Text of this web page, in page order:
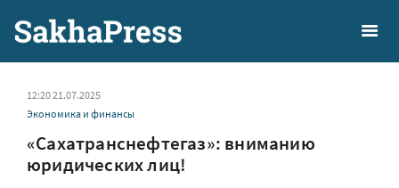
12:20 21.07.2025
Экономика и финансы
«Сахатранснефтегаз»: вниманию
юридических лиц!